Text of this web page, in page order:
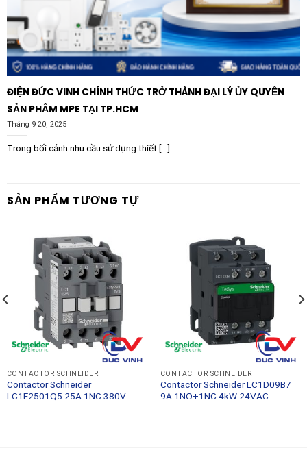
ĐIỆN ĐỨC VINH CHÍNH THỨC TRỞ THÀNH ĐẠI LÝ ỦY QUYỀN
SẢN PHẨM MPE TẠI TP.HCM
Tháng 9 20, 2025
Trong bối cảnh nhu cầu sử dụng thiết [...]
SẢN PHẨM TƯƠNG TỰ
CONTACTOR SCHNEIDER
Contactor Schneider
LC1E2501Q5 25A 1NC 380V
CONTACTOR SCHNEIDER
Contactor Schneider LC1D09B7
9A 1NO+1NC 4kW 24VAC